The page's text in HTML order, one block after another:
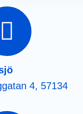
4, 57134